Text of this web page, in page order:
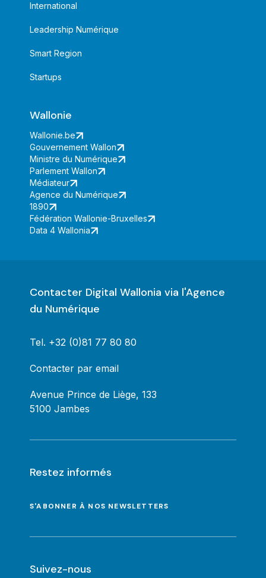
International
Leadership Numérique
Smart Region
Startups
Wallonie
Wallonie.be
Gouvernement Wallon
Ministre du Numérique
Parlement Wallon
Médiateur
Agence du Numérique
1890
Fédération Wallonie-Bruxelles
Data 4 Wallonia
Contacter Digital Wallonia via l'Agence
du Numérique
Tel. +32 (0)81 77 80 80
Contacter par email
Avenue Prince de Liège, 133
5100 Jambes
Restez informés
S'ABONNER À NOS NEWSLETTERS
Suivez-nous